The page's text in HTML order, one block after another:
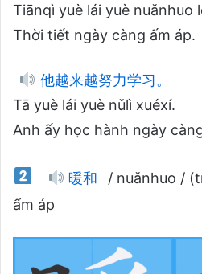
Tiānqì yuè lái yuè nuǎnhuo
Thời tiết ngày càng ấm áp.
他越来越努力学习。
Tā yuè lái yuè nǔlì xuéxí.
Anh ấy học hành ngày
暖和
/ nuǎnhuo /
ấm áp